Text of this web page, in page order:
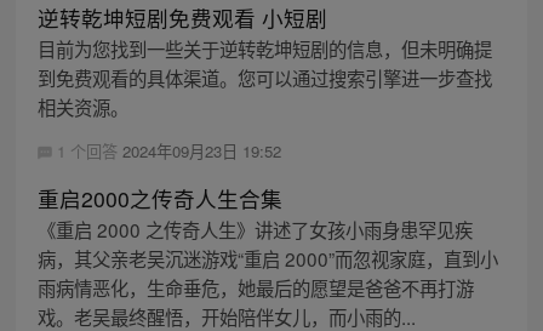
逆转乾坤短剧免费观看 小短剧
目前为您找到一些关于逆转乾坤短剧的信息，但未明确提
到免费观看的具体渠道。您可以通过搜索引擎进一步查找
相关资源。
1 个回答 2024年09月23日 19:52
重启2000之传奇人生合集
《重启 2000 之传奇人生》讲述了女孩小雨身患罕见疾
病，其父亲老吴沉迷游戏“重启 2000”而忽视家庭，直到小
雨病情恶化，生命垂危，她最后的愿望是爸爸不再打游
戏。老吴最终醒悟，开始陪伴女儿，而小雨的...